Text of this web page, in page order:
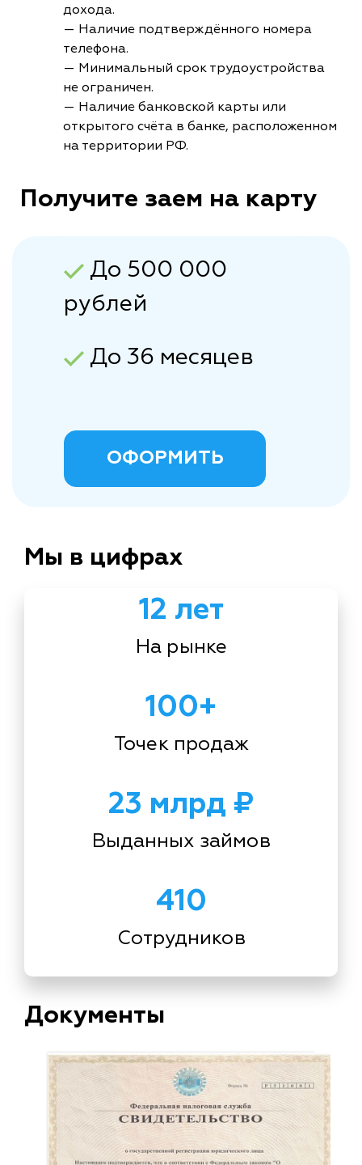
дохода.
— Наличие подтверждённого номера
телефона.
— Минимальный срок трудоустройства
не ограничен.
— Наличие банковской карты или
открытого счёта в банке, расположенном
на территории РФ.
Получите заем на карту
До 500 000
рублей
До 36 месяцев
ОФОРМИТЬ
Мы в цифрах
12 лет
На рынке
100+
Точек продаж
23 млрд ₽
Выданных займов
410
Сотрудников
Документы